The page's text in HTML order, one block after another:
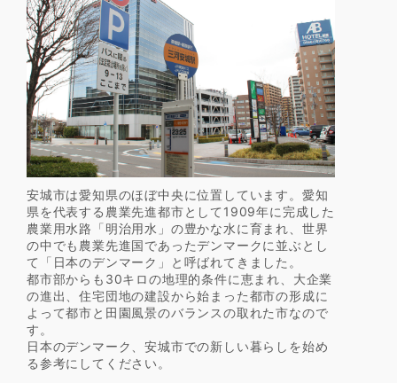
安城市は愛知県のほぼ中央に位置しています。愛知
県を代表する農業先進都市として1909年に完成した
農業用水路「明治用水」の豊かな水に育まれ、世界
の中でも農業先進国であったデンマークに並ぶとし
て「日本のデンマーク」と呼ばれてきました。
都市部からも30キロの地理的条件に恵まれ、大企業
の進出、住宅団地の建設から始まった都市の形成に
よって都市と田園風景のバランスの取れた市なので
す。
日本のデンマーク、安城市での新しい暮らしを始め
る参考にしてください。